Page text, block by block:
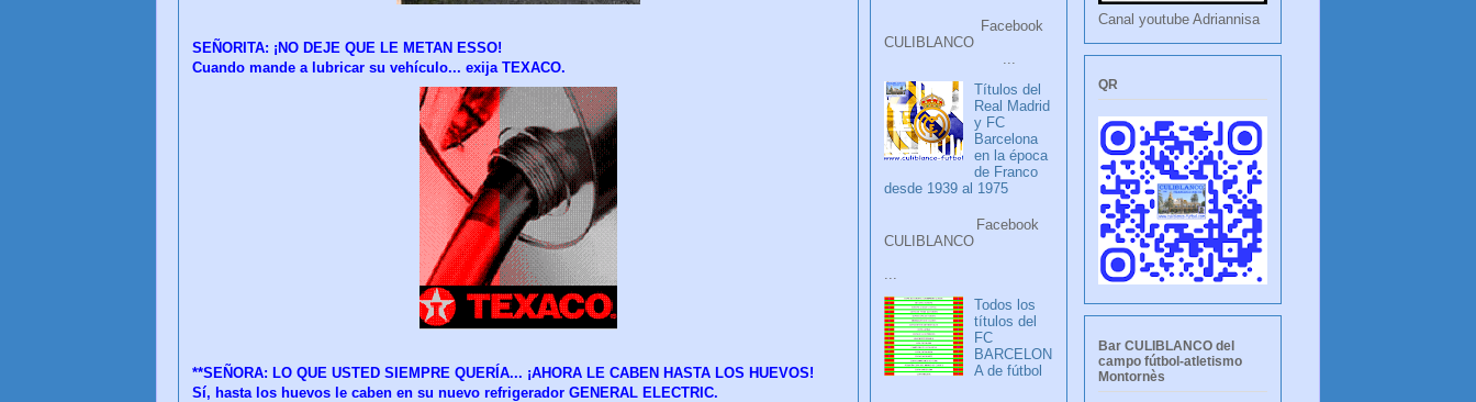
SEÑORITA: ¡NO DEJE QUE LE METAN ESSO!
Cuando mande a lubricar su vehículo... exija TEXACO.
**SEÑORA: LO QUE USTED SIEMPRE QUERÍA... ¡AHORA LE CABEN HASTA LOS HUEVOS!
Sí, hasta los huevos le caben en su nuevo refrigerador GENERAL ELECTRIC.
Facebook
CULIBLANCO
...
Títulos del
Real Madrid
y FC
Barcelona
en la época
de Franco
desde 1939 al 1975
Facebook
CULIBLANCO
Todos los
títulos del
FC
BARCELON
A de fútbol
Canal youtube Adriannisa
QR
Bar CULIBLANCO del
campo fútbol-atletismo
Montornès